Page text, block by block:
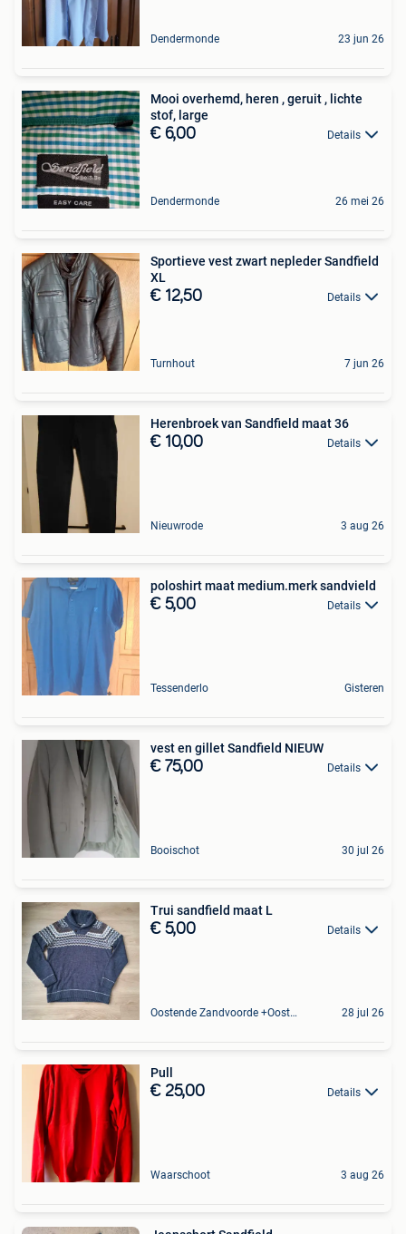
Dendermonde 23 jun 26
Mooi overhemd, heren , geruit , lichte
stof, large
€ 6,00 Details
Dendermonde 26 mei 26
Sportieve vest zwart nepleder Sandfield
XL
€ 12,50 Details
Turnhout 7 jun 26
Herenbroek van Sandfield maat 36
€ 10,00 Details
Nieuwrode 3 aug 26
poloshirt maat medium.merk sandvield
€ 5,00 Details
Tessenderlo Gisteren
vest en gillet Sandfield NIEUW
€ 75,00 Details
Booischot 30 jul 26
Trui sandfield maat L
€ 5,00 Details
Oostende Zandvoorde +Oostende 28 jul 26
Pull
€ 25,00 Details
Waarschoot 3 aug 26